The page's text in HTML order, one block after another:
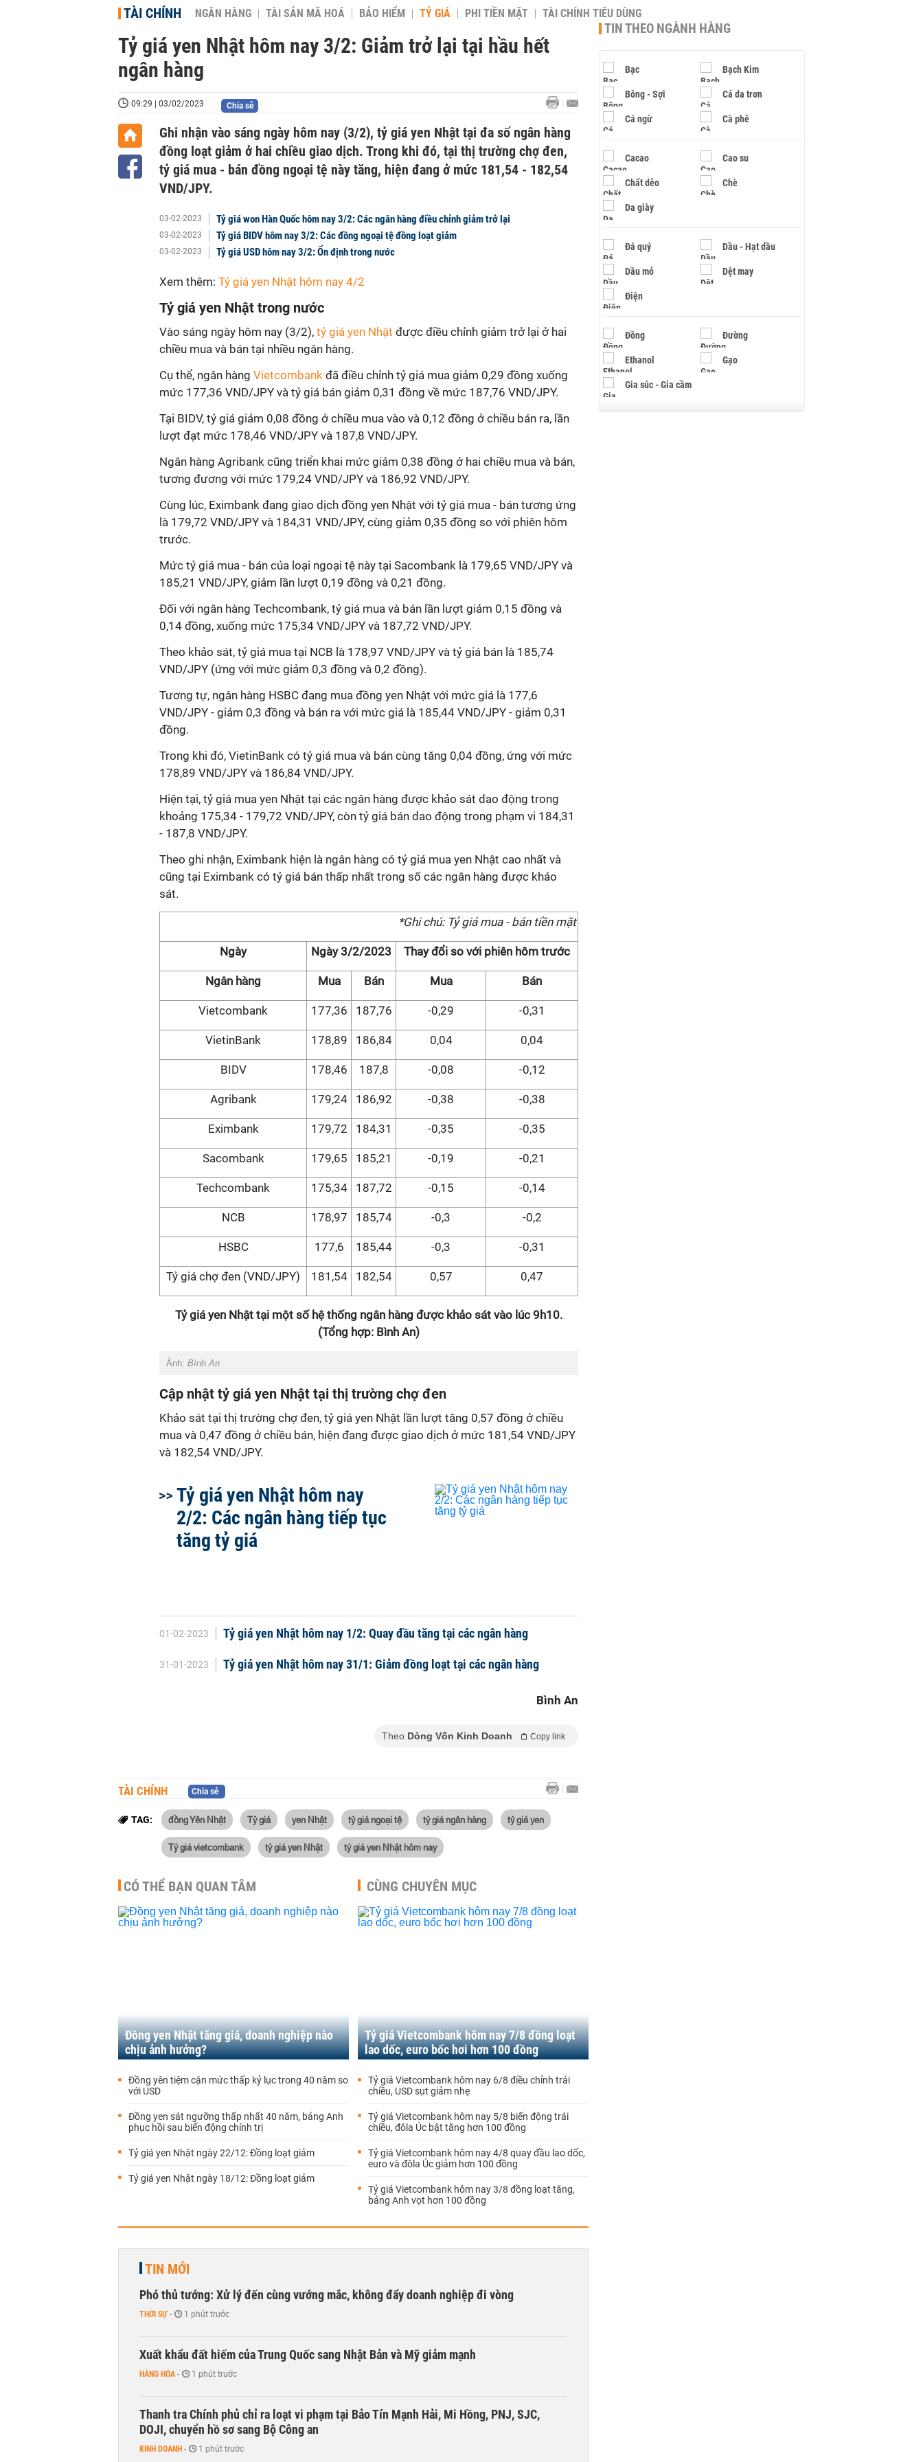
TÀI CHÍNH NGÂN HÀNG TÀI SẢN MÃ HOÁ BẢO HIỂM TỶ GIÁ PHI TIỀN MẶT TÀI CHÍNH TIÊU DÙNG
Tỷ giá yen Nhật hôm nay 3/2: Giảm trở lại tại hầu hết
ngân hàng
09:29 | 03/02/2023 Chia sẻ
Ghi nhận vào sáng ngày hôm nay (3/2), tỷ giá yen Nhật tại đa số ngân hàng
đồng loạt giảm ở hai chiều giao dịch. Trong khi đó, tại thị trường chợ đen,
tỷ giá mua - bán đồng ngoại tệ này tăng, hiện đang ở mức 181,54 - 182,54
VND/JPY.
03-02-2023 Tỷ giá won Hàn Quốc hôm nay 3/2: Các ngân hàng điều chỉnh giảm trở lại
03-02-2023 Tỷ giá BIDV hôm nay 3/2: Các đồng ngoại tệ đồng loạt giảm
03-02-2023 Tỷ giá USD hôm nay 3/2: Ổn định trong nước
Xem thêm: Tỷ giá yen Nhật hôm nay 4/2
Tỷ giá yen Nhật trong nước
Vào sáng ngày hôm nay (3/2), tỷ giá yen Nhật được điều chỉnh giảm trở lại ở hai
chiều mua và bán tại nhiều ngân hàng.
Cụ thể, ngân hàng Vietcombank đã điều chỉnh tỷ giá mua giảm 0,29 đồng xuống
mức 177,36 VND/JPY và tỷ giá bán giảm 0,31 đồng về mức 187,76 VND/JPY.
Tại BIDV, tỷ giá giảm 0,08 đồng ở chiều mua vào và 0,12 đồng ở chiều bán ra, lần
lượt đạt mức 178,46 VND/JPY và 187,8 VND/JPY.
Ngân hàng Agribank cũng triển khai mức giảm 0,38 đồng ở hai chiều mua và bán,
tương đương với mức 179,24 VND/JPY và 186,92 VND/JPY.
Cùng lúc, Eximbank đang giao dịch đồng yen Nhật với tỷ giá mua - bán tương ứng
là 179,72 VND/JPY và 184,31 VND/JPY, cùng giảm 0,35 đồng so với phiên hôm
trước.
Mức tỷ giá mua - bán của loại ngoại tệ này tại Sacombank là 179,65 VND/JPY và
185,21 VND/JPY, giảm lần lượt 0,19 đồng và 0,21 đồng.
Đối với ngân hàng Techcombank, tỷ giá mua và bán lần lượt giảm 0,15 đồng và
0,14 đồng, xuống mức 175,34 VND/JPY và 187,72 VND/JPY.
Theo khảo sát, tỷ giá mua tại NCB là 178,97 VND/JPY và tỷ giá bán là 185,74
VND/JPY (ứng với mức giảm 0,3 đồng và 0,2 đồng).
Tương tự, ngân hàng HSBC đang mua đồng yen Nhật với mức giá là 177,6
VND/JPY - giảm 0,3 đồng và bán ra với mức giá là 185,44 VND/JPY - giảm 0,31
đồng.
Trong khi đó, VietinBank có tỷ giá mua và bán cùng tăng 0,04 đồng, ứng với mức
178,89 VND/JPY và 186,84 VND/JPY.
Hiện tại, tỷ giá mua yen Nhật tại các ngân hàng được khảo sát dao động trong
khoảng 175,34 - 179,72 VND/JPY, còn tỷ giá bán dao động trong phạm vi 184,31
- 187,8 VND/JPY.
Theo ghi nhận, Eximbank hiện là ngân hàng có tỷ giá mua yen Nhật cao nhất và
cũng tại Eximbank có tỷ giá bán thấp nhất trong số các ngân hàng được khảo
sát.
*Ghi chú: Tỷ giá mua - bán tiền mặt
Ngày Ngày 3/2/2023 Thay đổi so với phiên hôm trước
Ngân hàng Mua Bán Mua Bán
Vietcombank 177,36 187,76 -0,29 -0,31
VietinBank 178,89 186,84 0,04 0,04
BIDV 178,46 187,8 -0,08 -0,12
Agribank 179,24 186,92 -0,38 -0,38
Eximbank 179,72 184,31 -0,35 -0,35
Sacombank 179,65 185,21 -0,19 -0,21
Techcombank 175,34 187,72 -0,15 -0,14
NCB 178,97 185,74 -0,3 -0,2
HSBC 177,6 185,44 -0,3 -0,31
Tỷ giá chợ đen (VND/JPY) 181,54 182,54 0,57 0,47
Tỷ giá yen Nhật tại một số hệ thống ngân hàng được khảo sát vào lúc 9h10.
(Tổng hợp: Bình An)
Ảnh: Bình An
Cập nhật tỷ giá yen Nhật tại thị trường chợ đen
Khảo sát tại thị trường chợ đen, tỷ giá yen Nhật lần lượt tăng 0,57 đồng ở chiều
mua và 0,47 đồng ở chiều bán, hiện đang được giao dịch ở mức 181,54 VND/JPY
và 182,54 VND/JPY.
Tỷ giá yen Nhật hôm nay
2/2: Các ngân hàng tiếp tục
tăng tỷ giá
01-02-2023 Tỷ giá yen Nhật hôm nay 1/2: Quay đầu tăng tại các ngân hàng
31-01-2023 Tỷ giá yen Nhật hôm nay 31/1: Giảm đồng loạt tại các ngân hàng
Bình An
Theo Dòng Vốn Kinh Doanh Copy link
TÀI CHÍNH Chia sẻ
TAG: đồng Yên Nhật Tỷ giá yen Nhật tỷ giá ngoại tệ tỷ giá ngân hàng tỷ giá yen
Tỷ giá vietcombank tỷ giá yen Nhật tỷ giá yen Nhật hôm nay
CÓ THỂ BẠN QUAN TÂM
Đồng yen Nhật tăng giá, doanh nghiệp nào
chịu ảnh hưởng?
Đồng yên tiệm cận mức thấp kỷ lục trong 40 năm so
với USD
Đồng yen sát ngưỡng thấp nhất 40 năm, bảng Anh
phục hồi sau biến động chính trị
Tỷ giá yen Nhật ngày 22/12: Đồng loạt giảm
Tỷ giá yen Nhật ngày 18/12: Đồng loạt giảm
CÙNG CHUYÊN MỤC
Tỷ giá Vietcombank hôm nay 7/8 đồng loạt
lao dốc, euro bốc hơi hơn 100 đồng
Tỷ giá Vietcombank hôm nay 6/8 điều chỉnh trái
chiều, USD sụt giảm nhẹ
Tỷ giá Vietcombank hôm nay 5/8 biến động trái
chiều, đôla Úc bật tăng hơn 100 đồng
Tỷ giá Vietcombank hôm nay 4/8 quay đầu lao dốc,
euro và đôla Úc giảm hơn 100 đồng
Tỷ giá Vietcombank hôm nay 3/8 đồng loạt tăng,
bảng Anh vọt hơn 100 đồng
TIN MỚI
Phó thủ tướng: Xử lý đến cùng vướng mắc, không đẩy doanh nghiệp đi vòng
THỜI SỰ - 1 phút trước
Xuất khẩu đất hiếm của Trung Quốc sang Nhật Bản và Mỹ giảm mạnh
HÀNG HÓA - 1 phút trước
Thanh tra Chính phủ chỉ ra loạt vi phạm tại Bảo Tín Mạnh Hải, Mi Hồng, PNJ, SJC,
DOJI, chuyển hồ sơ sang Bộ Công an
KINH DOANH - 1 phút trước
TIN THEO NGÀNH HÀNG
Bạc Bạch Kim
Bông - Sợi Cá da trơn
Cá ngừ Cà phê
Cacao Cao su
Chất dẻo Chè
Da giày
Đá quý Dầu - Hạt dầu
Dầu mỏ Dệt may
Điện
Đồng Đường
Ethanol Gạo
Gia súc - Gia cầm